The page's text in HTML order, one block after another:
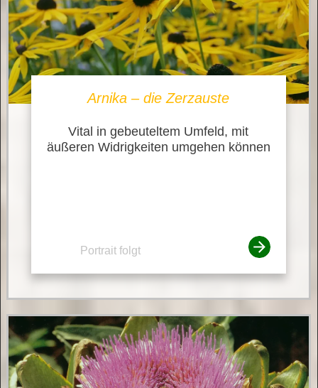
Arnika – die Zerzauste
Vital in gebeuteltem Umfeld, mit
äußeren Widrigkeiten umgehen können
Portrait folgt